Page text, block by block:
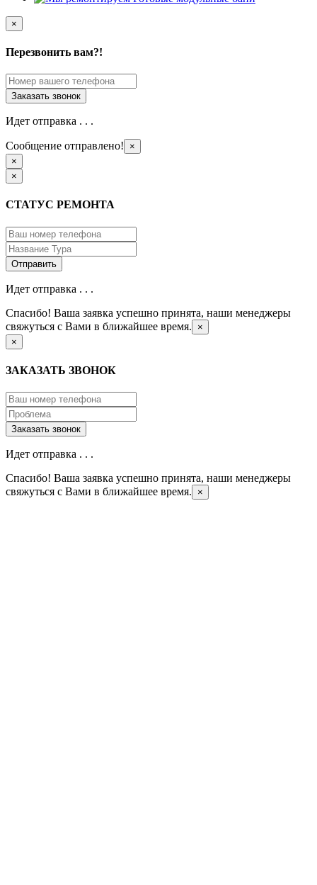
×
Перезвонить вам?!
Идет отправка . . .
Сообщение отправлено!
×
×
×
СТАТУС РЕМОНТА
Идет отправка . . .
Спасибо! Ваша заявка успешно принята, наши менеджеры
свяжуться с Вами в ближайшее время.
×
×
ЗАКАЗАТЬ ЗВОНОК
Идет отправка . . .
Спасибо! Ваша заявка успешно принята, наши менеджеры
свяжуться с Вами в ближайшее время.
×